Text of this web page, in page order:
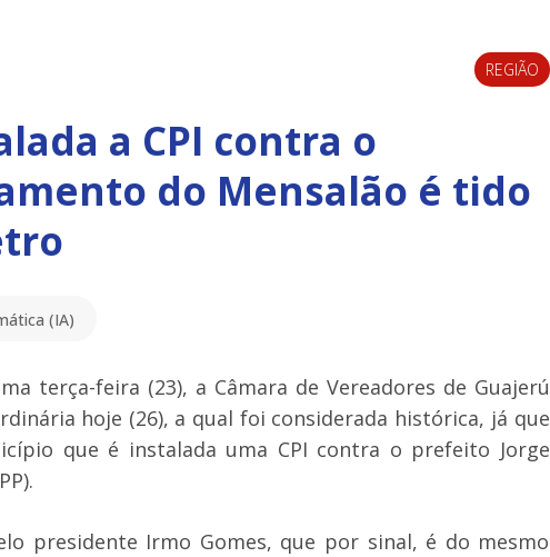
REGIÃO
a CPI contra o
do Mensalão é tido
(IA)
terça-feira (23), a Câmara de Vereadores de Guajerú
hoje (26), a qual foi considerada histórica, já que
que é instalada uma CPI contra o prefeito Jorge
presidente Irmo Gomes, que por sinal, é do mesmo